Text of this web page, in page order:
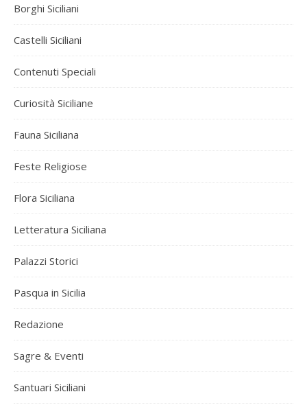
Borghi Siciliani
Castelli Siciliani
Contenuti Speciali
Curiosità Siciliane
Fauna Siciliana
Feste Religiose
Flora Siciliana
Letteratura Siciliana
Palazzi Storici
Pasqua in Sicilia
Redazione
Sagre & Eventi
Santuari Siciliani